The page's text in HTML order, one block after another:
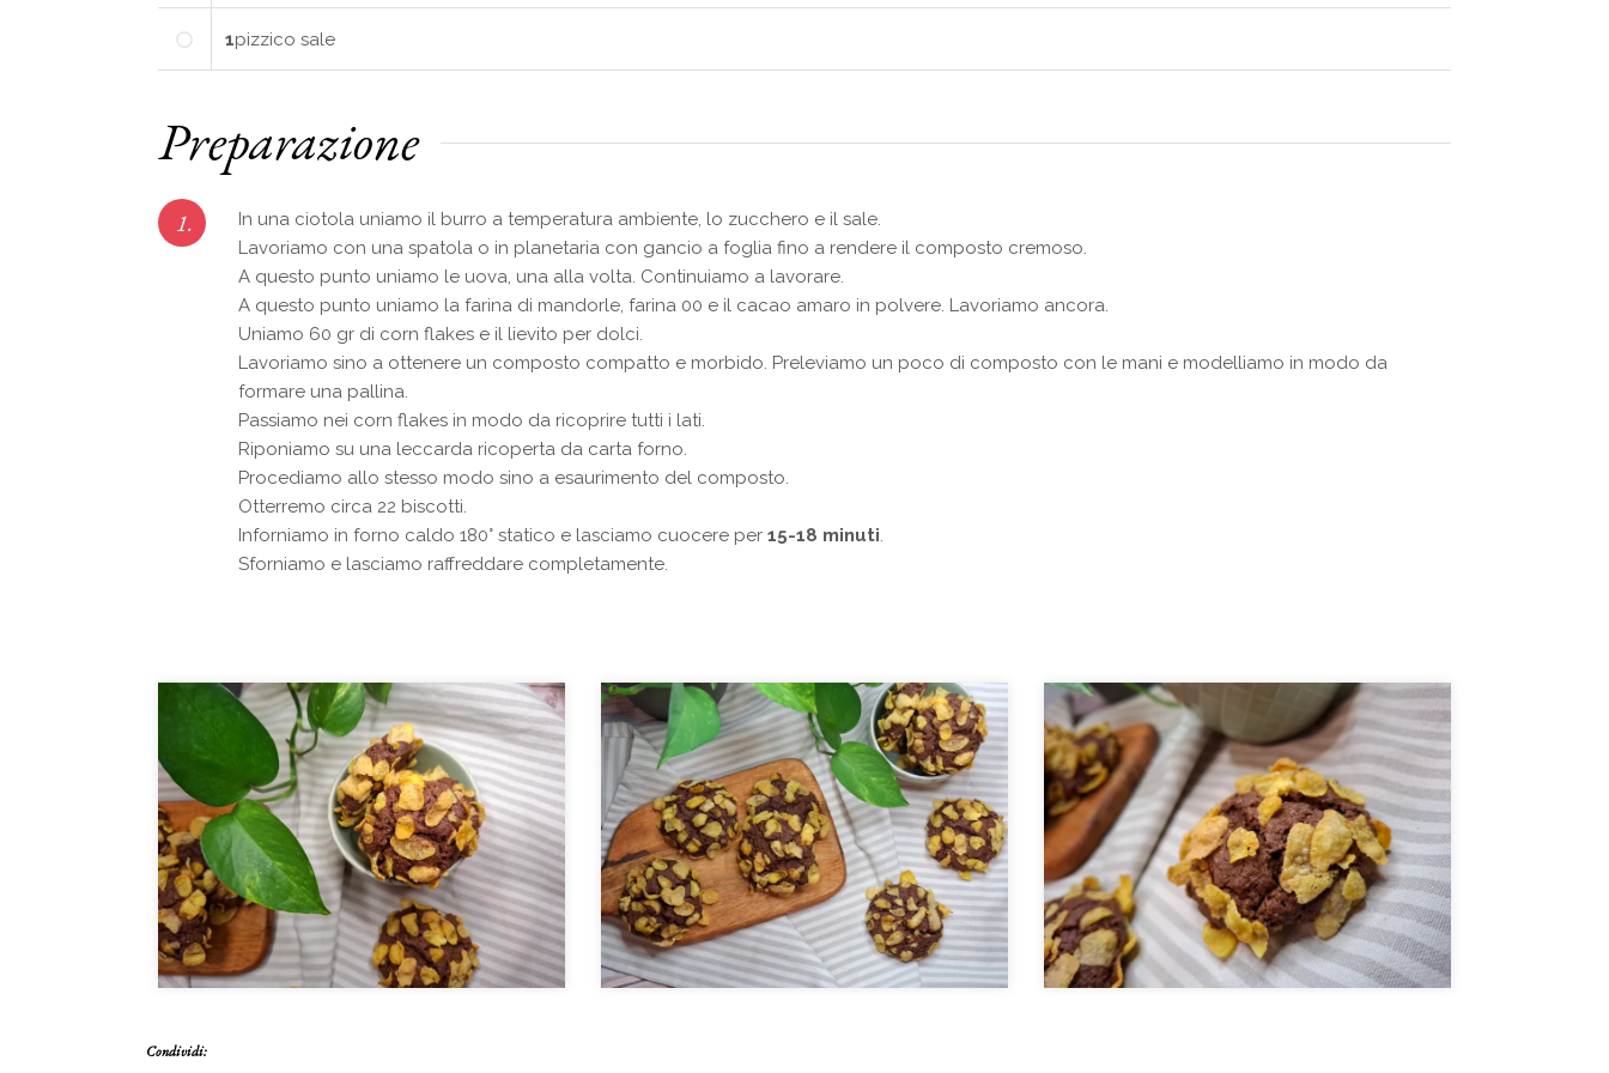
1pizzico sale
Preparazione
1.
In una ciotola uniamo il burro a temperatura ambiente, lo zucchero e il sale.
Lavoriamo con una spatola o in planetaria con gancio a foglia fino a rendere il composto cremoso.
A questo punto uniamo le uova, una alla volta. Continuiamo a lavorare.
A questo punto uniamo la farina di mandorle, farina 00 e il cacao amaro in polvere. Lavoriamo ancora.
Uniamo 60 gr di corn flakes e il lievito per dolci.
Lavoriamo sino a ottenere un composto compatto e morbido. Preleviamo un poco di composto con le mani e modelliamo in modo da
formare una pallina.
Passiamo nei corn flakes in modo da ricoprire tutti i lati.
Riponiamo su una leccarda ricoperta da carta forno.
Procediamo allo stesso modo sino a esaurimento del composto.
Otterremo circa 22 biscotti.
Inforniamo in forno caldo 180° statico e lasciamo cuocere per 15-18 minuti.
Sforniamo e lasciamo raffreddare completamente.
Condividi: